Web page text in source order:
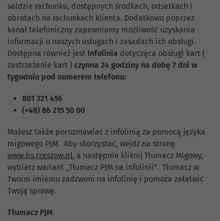
saldzie rachunku, dostępnych środkach, odsetkach i
obrotach na rachunkach klienta. Dodatkowo poprzez
kanał telefoniczny zapewniamy możliwość uzyskania
informacji o naszych usługach i zasadach ich obsługi.
Dostępna również jest Infolinia dotycząca obsługi kart (
zastrzeżenie kart ) czynna 24 godziny na dobę 7 dni w
tygodniu pod numerem telefonu:
801 321 456
(+48) 86 215 50 00
Możesz także porozmawiać z infolinią za pomocą języka
migowego PJM. Aby skorzystać, wejdź na stronę
www.bs.rzeszow.pl, a następnie kliknij Tłumacz Migowy,
wybierz wariant „Tłumacz PJM na infolinii”. Tłumacz w
Twoim imieniu zadzwoni na infolinię i pomoże załatwić
Twoją sprawę.
Tłumacz PJM